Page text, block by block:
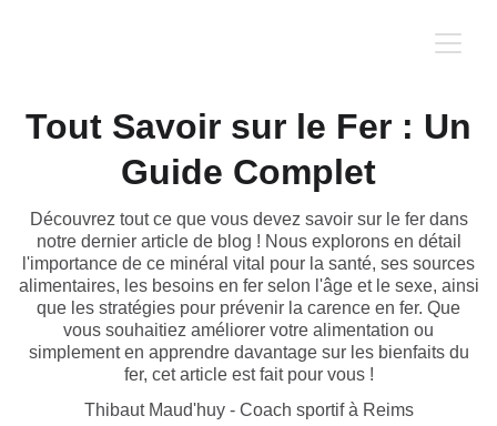
Tout Savoir sur le Fer : Un
Guide Complet
Découvrez tout ce que vous devez savoir sur le fer dans
notre dernier article de blog ! Nous explorons en détail
l'importance de ce minéral vital pour la santé, ses sources
alimentaires, les besoins en fer selon l'âge et le sexe, ainsi
que les stratégies pour prévenir la carence en fer. Que
vous souhaitiez améliorer votre alimentation ou
simplement en apprendre davantage sur les bienfaits du
fer, cet article est fait pour vous !
Thibaut Maud'huy - Coach sportif à Reims